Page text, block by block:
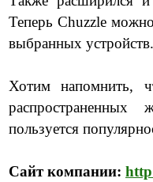
Теперь Chuzzle
выбранных устройств.
Хотим напомнить,
пользуется
Сайт компании: